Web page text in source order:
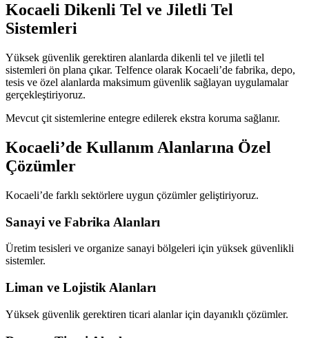
Kocaeli Dikenli Tel ve Jiletli Tel
Sistemleri
Yüksek güvenlik gerektiren alanlarda dikenli tel ve jiletli tel
sistemleri ön plana çıkar. Telfence olarak Kocaeli’de fabrika, depo,
tesis ve özel alanlarda maksimum güvenlik sağlayan uygulamalar
gerçekleştiriyoruz.
Mevcut çit sistemlerine entegre edilerek ekstra koruma sağlanır.
Kocaeli’de Kullanım Alanlarına Özel
Çözümler
Kocaeli’de farklı sektörlere uygun çözümler geliştiriyoruz.
Sanayi ve Fabrika Alanları
Üretim tesisleri ve organize sanayi bölgeleri için yüksek güvenlikli
sistemler.
Liman ve Lojistik Alanları
Yüksek güvenlik gerektiren ticari alanlar için dayanıklı çözümler.